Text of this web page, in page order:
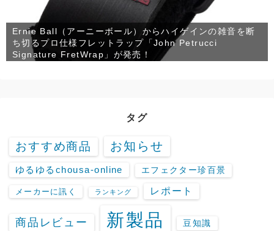
Ernie Ball（アーニーボール）からハイゲインの雑音を断
ち切るプロ仕様フレットラップ「John Petrucci
Signature FretWrap」が発売！
タグ
おすすめ商品 お知らせ
ゆるゆるchousa-online エフェクター珍百景
メーカーに訊く ランキング レポート
商品レビュー 新製品 豆知識